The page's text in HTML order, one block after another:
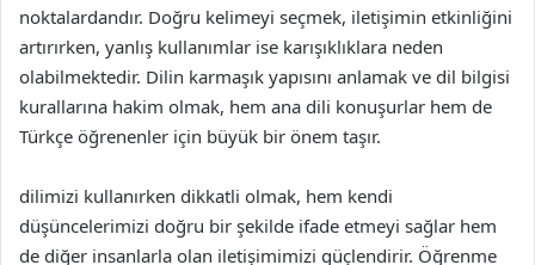
noktalardandır. Doğru kelimeyi seçmek, iletişimin etkinliğini
artırırken, yanlış kullanımlar ise karışıklıklara neden
olabilmektedir. Dilin karmaşık yapısını anlamak ve dil bilgisi
kurallarına hakim olmak, hem ana dili konuşurlar hem de
Türkçe öğrenenler için büyük bir önem taşır.
dilimizi kullanırken dikkatli olmak, hem kendi
düşüncelerimizi doğru bir şekilde ifade etmeyi sağlar hem
de diğer insanlarla olan iletişimimizi güçlendirir. Öğrenme